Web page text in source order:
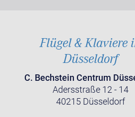
Flügel & Klaviere
Düsseldorf
C. Bechstein Centrum
Adersstraße 12 - 14
40215 Düsseldorf